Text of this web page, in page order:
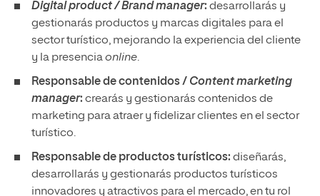
Digital product / Brand manager: desarrollarás y
gestionarás productos y marcas digitales para el
sector turístico, mejorando la experiencia del cliente
y la presenciaonline.
Responsable de contenidos / Content marketing
manager: crearás y gestionarás contenidos de
marketing para atraer y fidelizar clientes en el sector
turístico.
Responsable de productos turísticos: diseñarás,
desarrollarás y gestionarás productos turísticos
innovadores y atractivos para el mercado, en tu rol